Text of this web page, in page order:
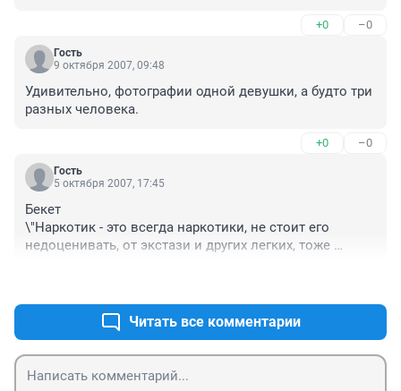
+0 –0
Гость
9 октября 2007, 09:48
Удивительно, фотографии одной девушки, а будто три
разных человека.
+0 –0
Гость
5 октября 2007, 17:45
Бекет
\"Наркотик - это всегда наркотики, не стоит его
недоценивать, от экстази и других легких, тоже
Вы не знаете предмет спора.
...А детей учите, чтобы своя голова была на плечах, -
только и всего. И не надо никого расстреливать.
Читать все комментарии